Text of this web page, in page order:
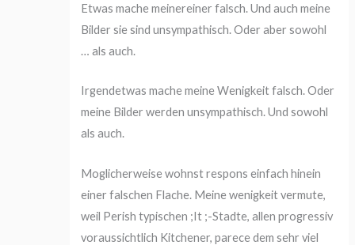
Etwas mache meinereiner falsch. Und auch meine
Bilder sie sind unsympathisch. Oder aber sowohl
… als auch.
Irgendetwas mache meine Wenigkeit falsch. Oder
meine Bilder werden unsympathisch. Und sowohl
als auch.
Moglicherweise wohnst respons einfach hinein
einer falschen Flache. Meine wenigkeit vermute,
weil Perish typischen ;It ;-Stadte, allen progressiv
voraussichtlich Kitchener, parece dem sehr viel